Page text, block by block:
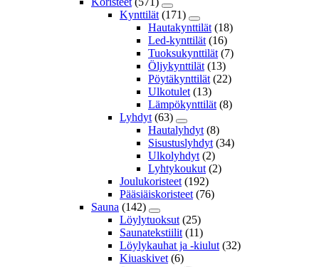
Kynttilät (171)
Hautakynttilät (18)
Led-kynttilät (16)
Tuoksukynttilät (7)
Öljykynttilät (13)
Pöytäkynttilät (22)
Ulkotulet (13)
Lämpökynttilät (8)
Lyhdyt (63)
Hautalyhdyt (8)
Sisustuslyhdyt (34)
Ulkolyhdyt (2)
Lyhtykoukut (2)
Joulukoristeet (192)
Pääsiäiskoristeet (76)
Sauna (142)
Löylytuoksut (25)
Saunatekstiilit (11)
Löylykauhat ja -kiulut (32)
Kiuaskivet (6)